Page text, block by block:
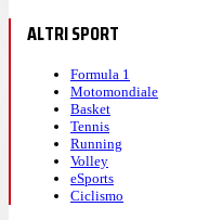
ALTRI SPORT
Formula 1
Motomondiale
Basket
Tennis
Running
Volley
eSports
Ciclismo